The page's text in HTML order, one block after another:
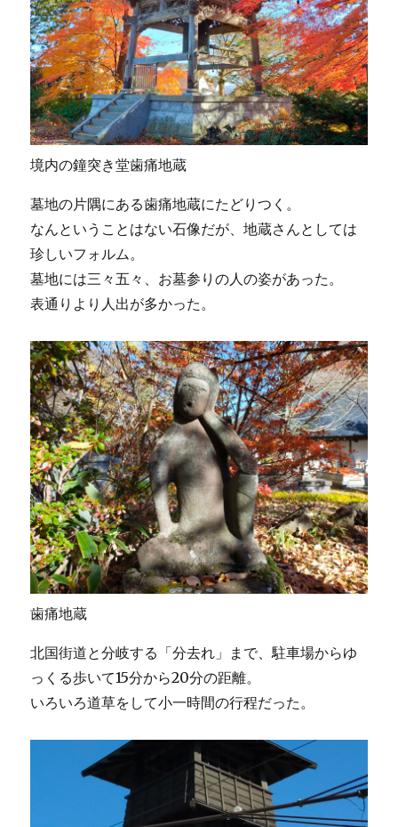
境内の鐘突き堂歯痛地蔵
墓地の片隅にある歯痛地蔵にたどりつく。
なんということはない石像だが、地蔵さんとしては
珍しいフォルム。
墓地には三々五々、お墓参りの人の姿があった。
表通りより人出が多かった。
歯痛地蔵
北国街道と分岐する「分去れ」まで、駐車場からゆ
っくる歩いて15分から20分の距離。
いろいろ道草をして小一時間の行程だった。